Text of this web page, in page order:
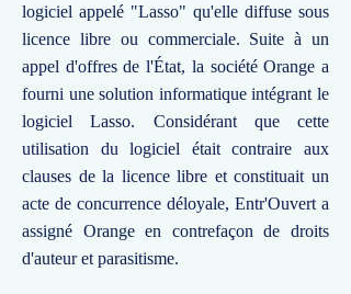
logiciel appelé "Lasso" qu'elle diffuse sous
licence libre ou commerciale. Suite à un
appel d'offres de l'État, la société Orange a
fourni une solution informatique intégrant le
logiciel Lasso. Considérant que cette
utilisation du logiciel était contraire aux
clauses de la licence libre et constituait un
acte de concurrence déloyale, Entr'Ouvert a
assigné Orange en contrefaçon de droits
d'auteur et parasitisme.